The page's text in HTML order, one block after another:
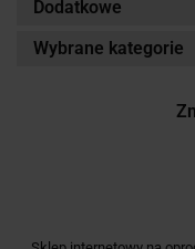
Dodatkowe
Wybrane kategorie